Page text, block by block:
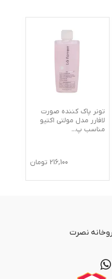
تونر پاک کننده صورت
لافارر مدل مولتی اکتیو
مناسب پ...
216,100 تومان
نصرت